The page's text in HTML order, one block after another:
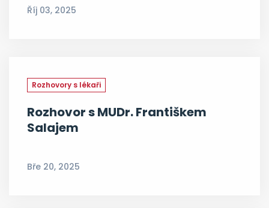
Říj 03, 2025
Rozhovory s lékaři
Rozhovor s MUDr. Františkem
Salajem
Bře 20, 2025